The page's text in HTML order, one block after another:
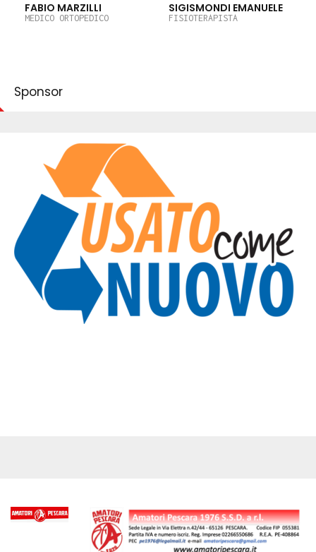
FABIO MARZILLI
MEDICO ORTOPEDICO
SIGISMONDI EMANUELE
FISIOTERAPISTA
Sponsor